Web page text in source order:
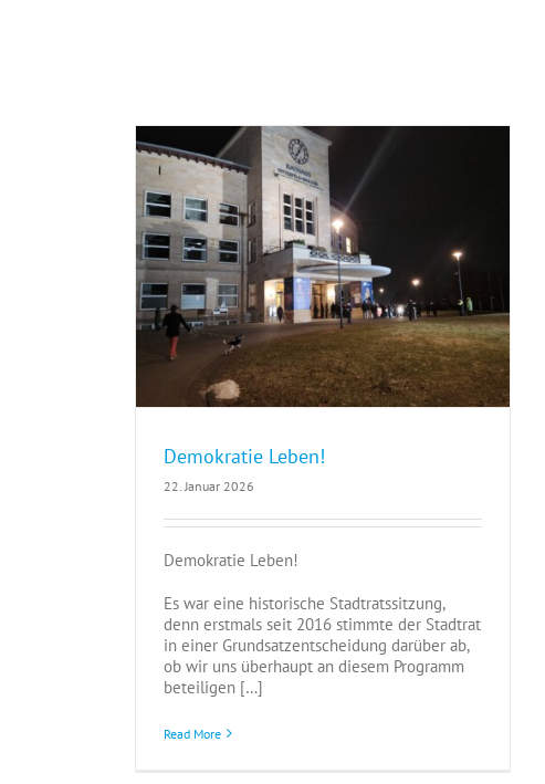
Demokratie Leben!
22. Januar 2026
Demokratie Leben!
Es war eine historische Stadtratssitzung,
denn erstmals seit 2016 stimmte der Stadtrat
in einer Grundsatzentscheidung darüber ab,
ob wir uns überhaupt an diesem Programm
beteiligen […]
Read More